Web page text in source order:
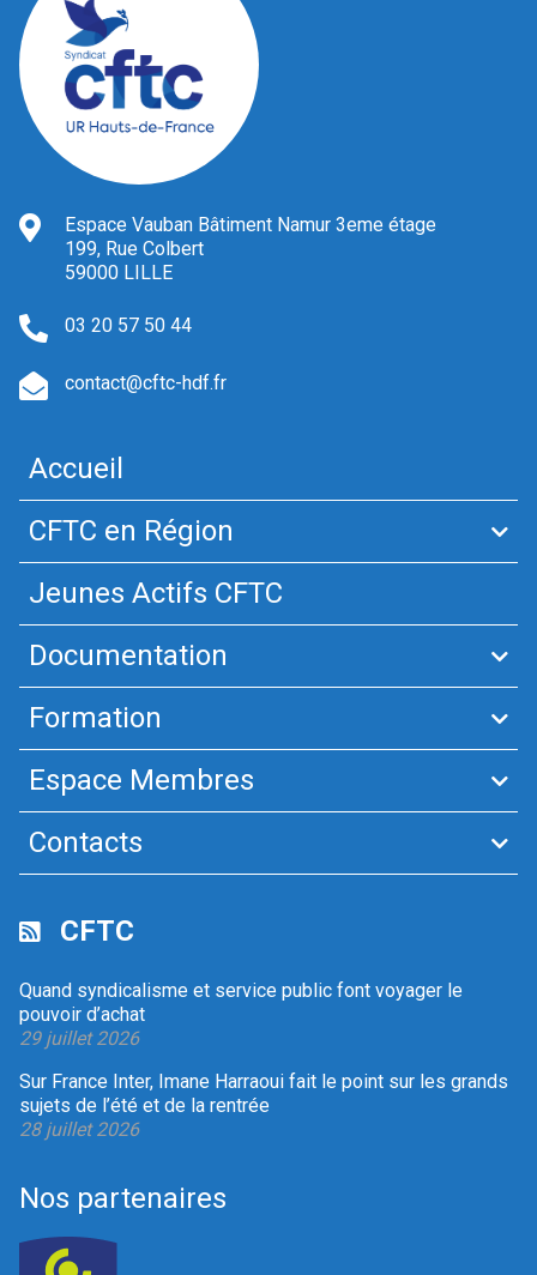
Espace Vauban Bâtiment Namur 3eme étage
199, Rue Colbert
59000 LILLE
03 20 57 50 44
contact@cftc-hdf.fr
Accueil
CFTC en Région
Jeunes Actifs CFTC
Documentation
Formation
Espace Membres
Contacts
CFTC
Quand syndicalisme et service public font voyager le
pouvoir d’achat
29 juillet 2026
Sur France Inter, Imane Harraoui fait le point sur les grands
sujets de l’été et de la rentrée
28 juillet 2026
Nos partenaires